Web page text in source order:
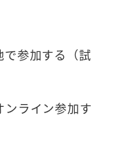
参加する（試
ライン参加す